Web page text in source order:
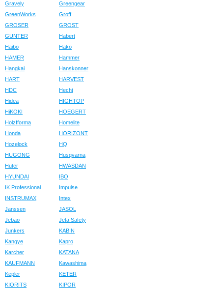
Gravely
Greengear
GreenWorks
Groff
GROSER
GROST
GUNTER
Habert
Haibo
Hako
HAMER
Hammer
Hangkai
Hanskonner
HART
HARVEST
HDC
Hecht
Hidea
HIGHTOP
HiKOKI
HOEGERT
Holzfforma
Homelite
Honda
HORIZONT
Hozelock
HQ
HUGONG
Husqvarna
Huter
HWASDAN
HYUNDAI
IBO
IK Professional
Impulse
INSTRUMAX
Intex
Janssen
JASOL
Jebao
Jeta Safety
Junkers
KABIN
Kangye
Kapro
Karcher
KATANA
KAUFMANN
Kawashima
Kepler
KETER
KIORITS
KIPOR